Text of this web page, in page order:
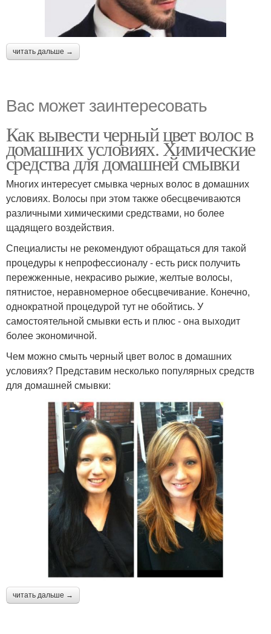
читать дальше →
Вас может заинтересовать
Как вывести черный цвет волос в
домашних условиях. Химические
средства для домашней смывки
Многих интересует смывка черных волос в домашних
условиях. Волосы при этом также обесцвечиваются
различными химическими средствами, но более
щадящего воздействия.
Специалисты не рекомендуют обращаться для такой
процедуры к непрофессионалу - есть риск получить
пережженные, некрасиво рыжие, желтые волосы,
пятнистое, неравномерное обесцвечивание. Конечно,
однократной процедурой тут не обойтись. У
самостоятельной смывки есть и плюс - она выходит
более экономичной.
Чем можно смыть черный цвет волос в домашних
условиях? Представим несколько популярных средств
для домашней смывки:
читать дальше →